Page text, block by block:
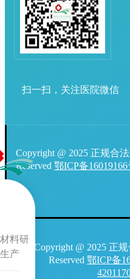
扫一扫，关注医院微信
Copyright @ 2025 正规合
Reserved 鄂ICP备16019166
Copyright @ 2025 正
Reserved 鄂ICP备
料研
产